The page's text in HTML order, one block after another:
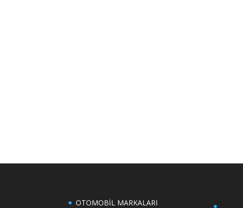
OTOMOBİL MARKALARI